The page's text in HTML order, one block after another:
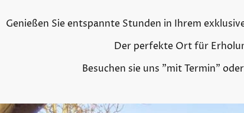
Genießen Sie entspannte Stunden in Ihrem
Der perfekte Ort für
Besuchen sie uns "mit Termin"